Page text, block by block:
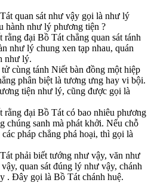
quan sát như vậy gọi là như lý
hành như lý phương tiện ?
đại Bồ Tát chẳng quan sát tánh
như lý chung xen tạp nhau, quán
như lý.
cùng tánh Niết bàn đồng một hiệp
phân biệt là tương ưng hay vi bội.
tiện như lý, cũng được gọi là
đại Bồ Tát có bao nhiêu phương
chúng sanh mà phát khởi. Nếu chỗ
pháp chẳng phá hoại, thì gọi là
phải biết tướng như vậy, văn như
quan sát đúng lý như vậy, chánh
. Ðây gọi là Bồ Tát chánh huệ.